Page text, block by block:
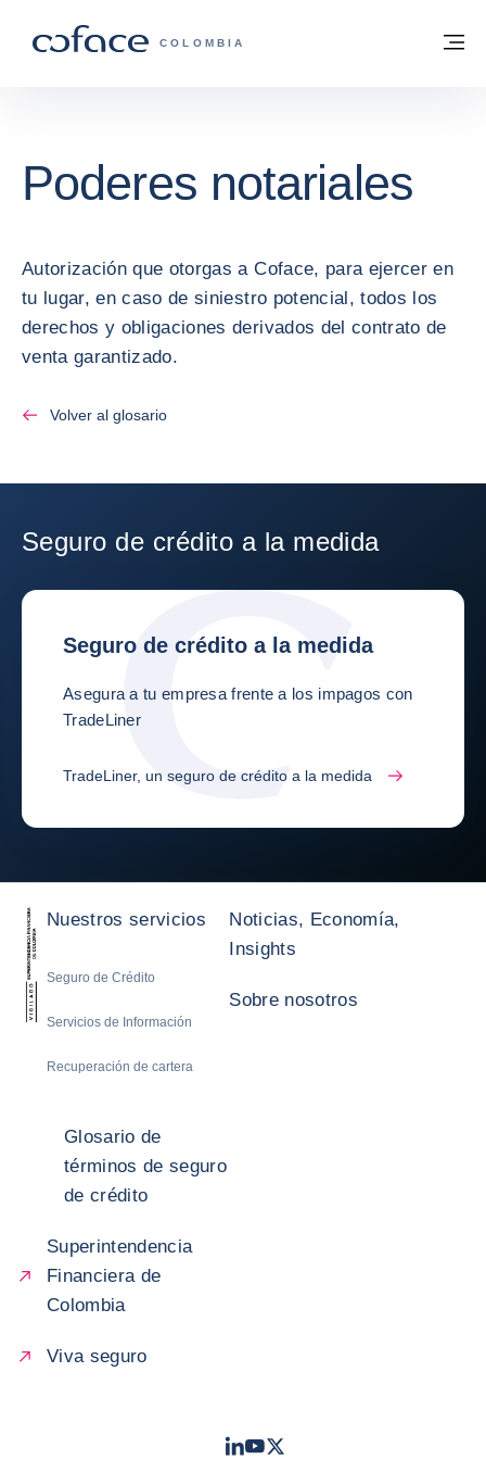
COFACE - FOR TRADE
COLOMBIA
Volver a la página principal
Poderes notariales
Autorización que otorgas a Coface, para ejercer en
tu lugar, en caso de siniestro potencial, todos los
derechos y obligaciones derivados del contrato de
venta garantizado.
Volver al glosario
Seguro de crédito a la medida
Seguro de crédito a la medida
Asegura a tu empresa frente a los impagos con
TradeLiner
TradeLiner, un seguro de crédito a la medida
Nuestros servicios
Seguro de Crédito
Servicios de Información
Recuperación de cartera
Noticias, Economía,
Insights
Sobre nosotros
Glosario de
términos de seguro
de crédito
Superintendencia
Financiera de
Colombia
Viva seguro
LinkedIn
Youtube
Twitter